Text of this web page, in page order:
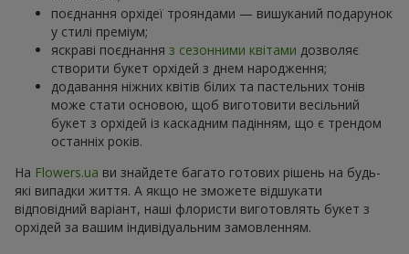
поєднання орхідеї трояндами — вишуканий подарунок
у стилі преміум;
яскраві поєднання з сезонними квітами дозволяє
створити букет орхідей з днем народження;
додавання ніжних квітів білих та пастельних тонів
може стати основою, щоб виготовити весільний
букет з орхідей із каскадним падінням, що є трендом
останніх років.
На Flowers.ua ви знайдете багато готових рішень на будь-
які випадки життя. А якщо не зможете відшукати
відповідний варіант, наші флористи виготовлять букет з
орхідей за вашим індивідуальним замовленням.